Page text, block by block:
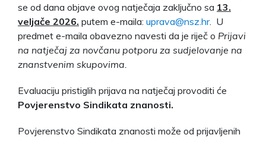
se od dana objave ovog natječaja zaključno sa 13.
veljače 2026. putem e-maila: uprava@nsz.hr. U
predmet e-maila obavezno navesti da je riječ o Prijavi
na natječaj za novčanu potporu za sudjelovanje na
znanstvenim skupovima.
Evaluaciju pristiglih prijava na natječaj provoditi će
Povjerenstvo Sindikata znanosti.
Povjerenstvo Sindikata znanosti može od prijavljenih